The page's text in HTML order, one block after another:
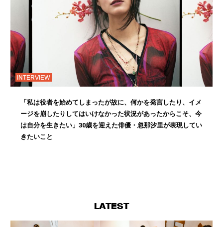
INTERVIEW
「私は役者を始めてしまったが故に、何かを発言したり、イメ
ージを崩したりしてはいけなかった状況があったからこそ、今
は自分を生きたい」30歳を迎えた俳優・忽那汐里が表現してい
きたいこと
LATEST